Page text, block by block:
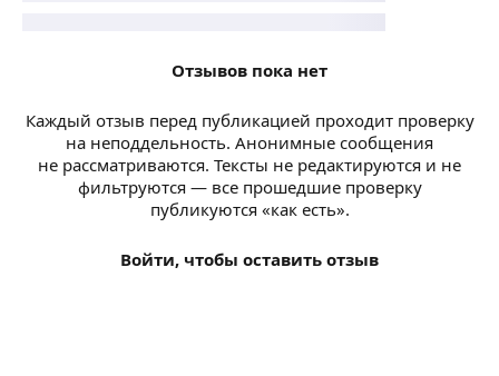
Отзывов пока нет
Каждый отзыв перед публикацией проходит проверку
на неподдельность. Анонимные сообщения
не рассматриваются. Тексты не редактируются и не
фильтруются — все прошедшие проверку
публикуются «как есть».
Войти, чтобы оставить отзыв